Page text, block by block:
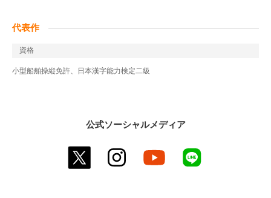
代表作
資格
小型船舶操縦免許、日本漢字能力検定二級
公式ソーシャルメディア
twitter instagram youtube